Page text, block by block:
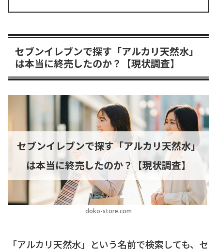
セブンイレブンで探す「アルカリ天然水」
は本当に終売したのか？【現状調査】
doko-store.com
セブンイレブンで探す「アルカリ天然水」
は本当に終売したのか？【現状調査】
「アルカリ天然水」という名前で検索しても、セ